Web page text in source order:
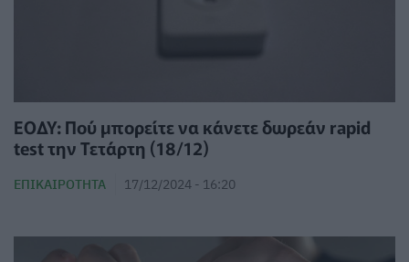
ΕΟΔΥ: Πού μπορείτε να κάνετε δωρεάν rapid
test την Τετάρτη (18/12)
ΕΠΙΚΑΙΡΌΤΗΤΑ 17/12/2024 - 16:20